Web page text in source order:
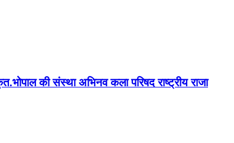
की संस्था अभिनव कला परिषद राष्ट्रीय राजा